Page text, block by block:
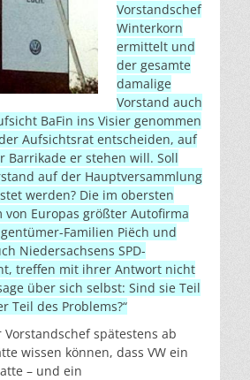
Vorstandschef
Winterkorn
ermittelt und
der gesamte
damalige
Vorstand auch
BaFin ins Visier genommen
Aufsichtsrat entscheiden, auf
Barrikade er stehen will. Soll
auf der Hauptversammlung
werden? Die im obersten
Europas größter Autofirma
Familien Piëch und
Niedersachsens SPD-
treffen mit ihrer Antwort nicht
über sich selbst: Sind sie Teil
Teil des Problems?“
Vorstandschef spätestens ab
wissen können, dass VW ein
– und ein